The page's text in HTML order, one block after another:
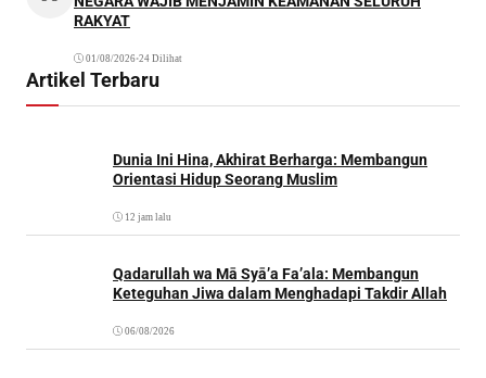
RAKYAT
01/08/2026•24 Dilihat
Artikel Terbaru
Dunia Ini Hina, Akhirat Berharga: Membangun
Orientasi Hidup Seorang Muslim
12 jam lalu
Qadarullah wa Mā Syā’a Fa’ala: Membangun
Keteguhan Jiwa dalam Menghadapi Takdir Allah
06/08/2026